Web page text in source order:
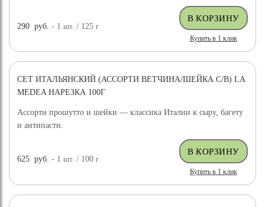
290 руб. - 1шт. / 125г
Купить в 1 клик
СЕТ ИТАЛЬЯНСКИЙ (АССОРТИ ВЕТЧИНА/ШЕЙКА С/В) LA
MEDEA НАРЕЗКА 100Г
Ассорти прошутто и шейки — классика Италии к сыру, багету
и антипасти.
625 руб. - 1шт. / 100г
Купить в 1 клик